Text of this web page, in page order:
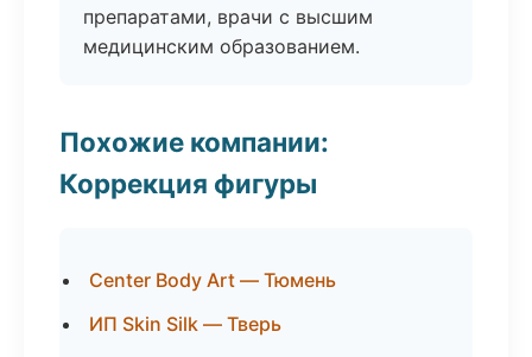
препаратами, врачи с высшим
медицинским образованием.
Похожие компании:
Коррекция фигуры
Center Body Art — Тюмень
ИП Skin Silk — Тверь